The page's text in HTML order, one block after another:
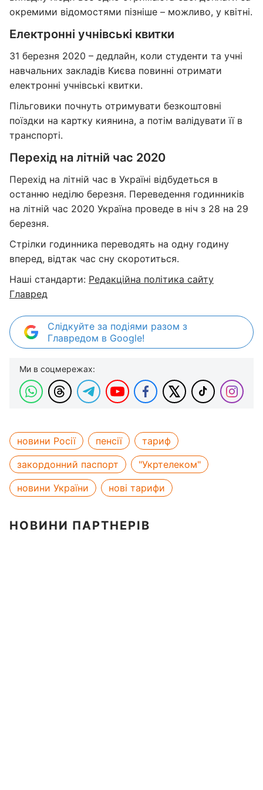
окремими відомостями пізніше – можливо, у квітні.
Електронні учнівські квитки
31 березня 2020 – дедлайн, коли студенти та учні
навчальних закладів Києва повинні отримати
електронні учнівські квитки.
Пільговики почнуть отримувати безкоштовні
поїздки на картку киянина, а потім валідувати її в
транспорті.
Перехід на літній час 2020
Перехід на літній час в Україні відбудеться в
останню неділю березня. Переведення годинників
на літній час 2020 Україна проведе в ніч з 28 на 29
березня.
Стрілки годинника переводять на одну годину
вперед, відтак час сну скоротиться.
Наші стандарти: Редакційна політика сайту
Главред
Слідкуйте за подіями разом з
Главредом в Google!
Ми в соцмережах:
новини Росії пенсії
тариф
закордонний паспорт
"Укртелеком"
новини України
нові тарифи
НОВИНИ ПАРТНЕРІВ